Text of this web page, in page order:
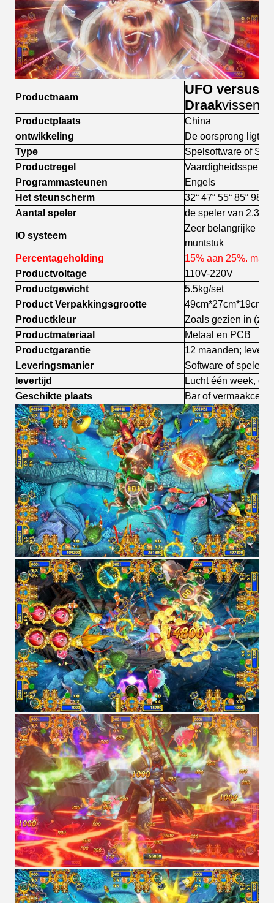
Productnaam
UFO versus
Draakvissen
Productplaats
China
ontwikkeling
De oorsprong ligt
Type
Spelsoftware of
Productregel
Vaardigheidsspelen
Programmasteunen
Engels
Het steunscherm
32“ 47“ 55“ 85“ 98
Aantal speler
de speler van
IO systeem
Zeer belangrijke in/
muntstuk
Percentageholding
15% aan 25%.
Productvoltage
110V-220V
Productgewicht
5.5kg/set
Product Verpakkingsgrootte
49cm*27cm*19cm
Productkleur
Zoals gezien in
Productmateriaal
Metaal en PCB
Productgarantie
12 maanden;
Leveringsmanier
Software of spelen
levertijd
Lucht één week,
Geschikte plaats
Bar of